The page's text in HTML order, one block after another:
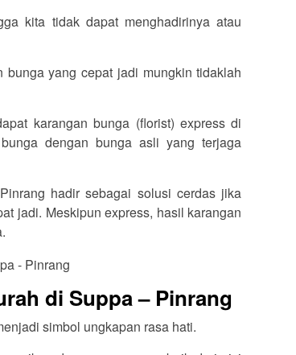
kita tidak dapat menghadirinya atau
yang cepat jadi mungkin tidaklah
karangan bunga (florist) express di
dengan bunga asli yang terjaga
hadir sebagai solusi cerdas jika
jadi. Meskipun express, hasil karangan
di Suppa – Pinrang
simbol ungkapan rasa hati.